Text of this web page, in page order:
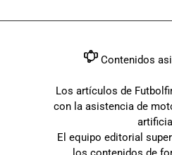
Contenidos
Los artículos de
con la asistencia de
El equipo editorial